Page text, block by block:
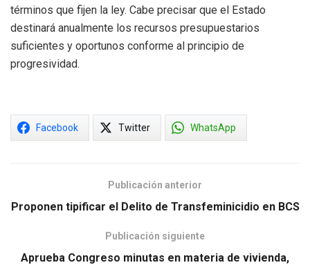
términos que fijen la ley. Cabe precisar que el Estado
destinará anualmente los recursos presupuestarios
suficientes y oportunos conforme al principio de
progresividad.
Facebook Twitter WhatsApp
Publicación anterior
Proponen tipificar el Delito de Transfeminicidio en BCS
Publicación siguiente
Aprueba Congreso minutas en materia de vivienda,